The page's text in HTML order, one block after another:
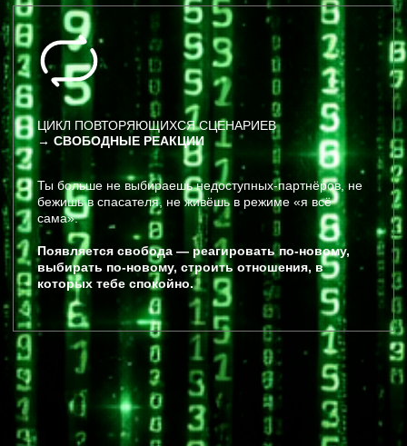
КЕЙСЫ
АБЬЮЗ В ОТНОШЕНИЯХ
32 года
Запрос:
Девушка, вышла из абьюзивных отношений,
искала помощь в восстановлении и обретении
внутреннего равновесия.
Процесс:
Она прилетела на Бали и прошла у меня
терапию, направленную на проработку
травматического опыта и восстановление
самооценки.
Результат:
Через 3 месяца после завершения терапии она
познакомилась с мужчиной, который входит в
список Forbes. С тех пор они находятся в
счастливых отношениях уже несколько лет.